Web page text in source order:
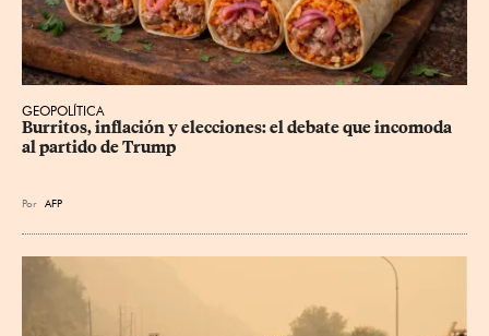
GEOPOLÍTICA
Burritos, inflación y elecciones: el debate que incomoda
al partido de Trump
Por AFP